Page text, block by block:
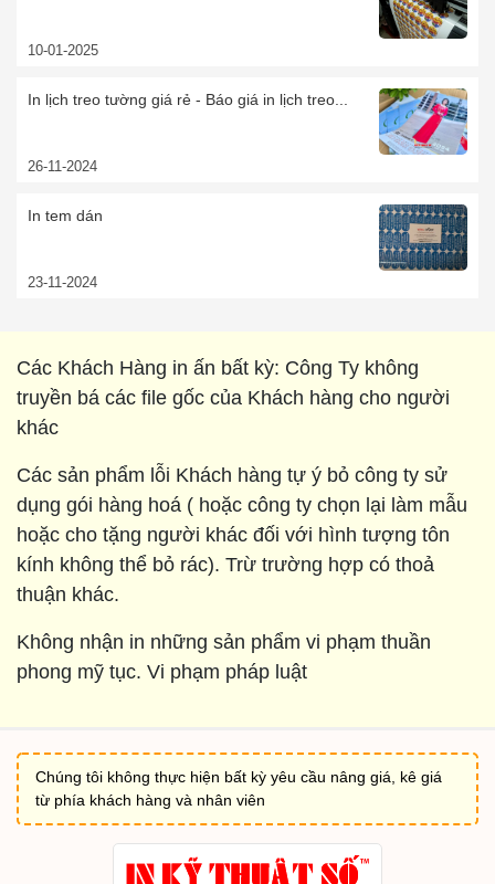
10-01-2025
In lịch treo tường giá rẻ - Báo giá in lịch treo...
26-11-2024
In tem dán
23-11-2024
Các Khách Hàng in ấn bất kỳ: Công Ty không
truyền bá các file gốc của Khách hàng cho người
khác
Các sản phẩm lỗi Khách hàng tự ý bỏ công ty sử
dụng gói hàng hoá ( hoặc công ty chọn lại làm mẫu
hoặc cho tặng người khác đối với hình tượng tôn
kính không thể bỏ rác). Trừ trường hợp có thoả
thuận khác.
Không nhận in những sản phẩm vi phạm thuần
phong mỹ tục. Vi phạm pháp luật
Chúng tôi không thực hiện bất kỳ yêu cầu nâng giá, kê giá
từ phía khách hàng và nhân viên